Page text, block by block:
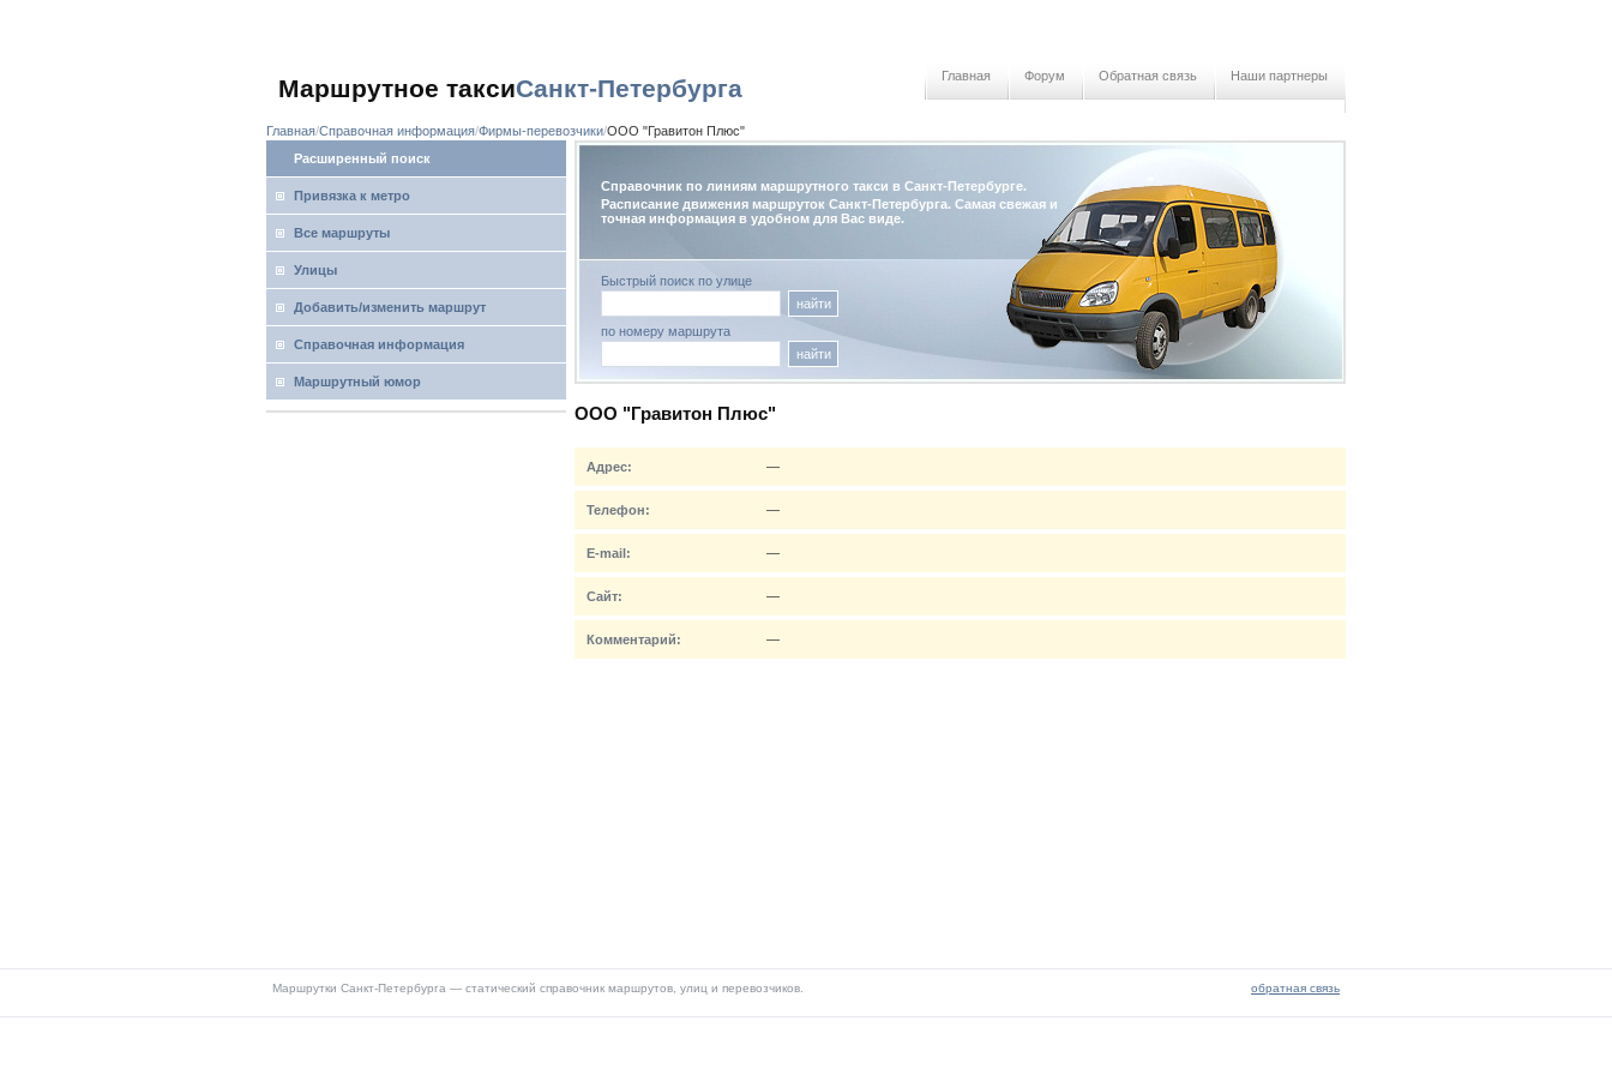
Маршрутное таксиСанкт-Петербурга Главная Форум Обратная связь Наши партнеры
Главная Справочная информация Фирмы-перевозчики ООО "Гравитон Плюс"
Расширенный поиск
Привязка к метро
Все маршруты
Улицы
Добавить/изменить маршрут
Справочная информация
Маршрутный юмор
Справочник по линиям маршрутного такси в Санкт-Петербурге.
Расписание движения маршруток Санкт-Петербурга. Самая свежая и
точная информация в удобном для Вас виде.
Быстрый поиск по улице
найти
по номеру маршрута
найти
ООО "Гравитон Плюс"
Адрес: —
Телефон: —
E-mail: —
Сайт: —
Комментарий: —
Маршрутки Санкт-Петербурга — статический справочник маршрутов, улиц и перевозчиков. обратная связь